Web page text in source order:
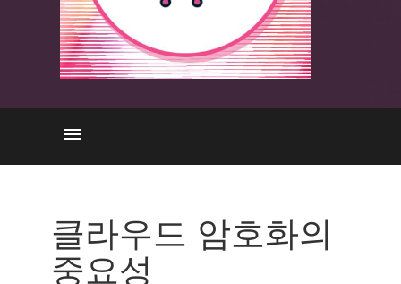
형식
이점
클라우드 암호화의
중요성